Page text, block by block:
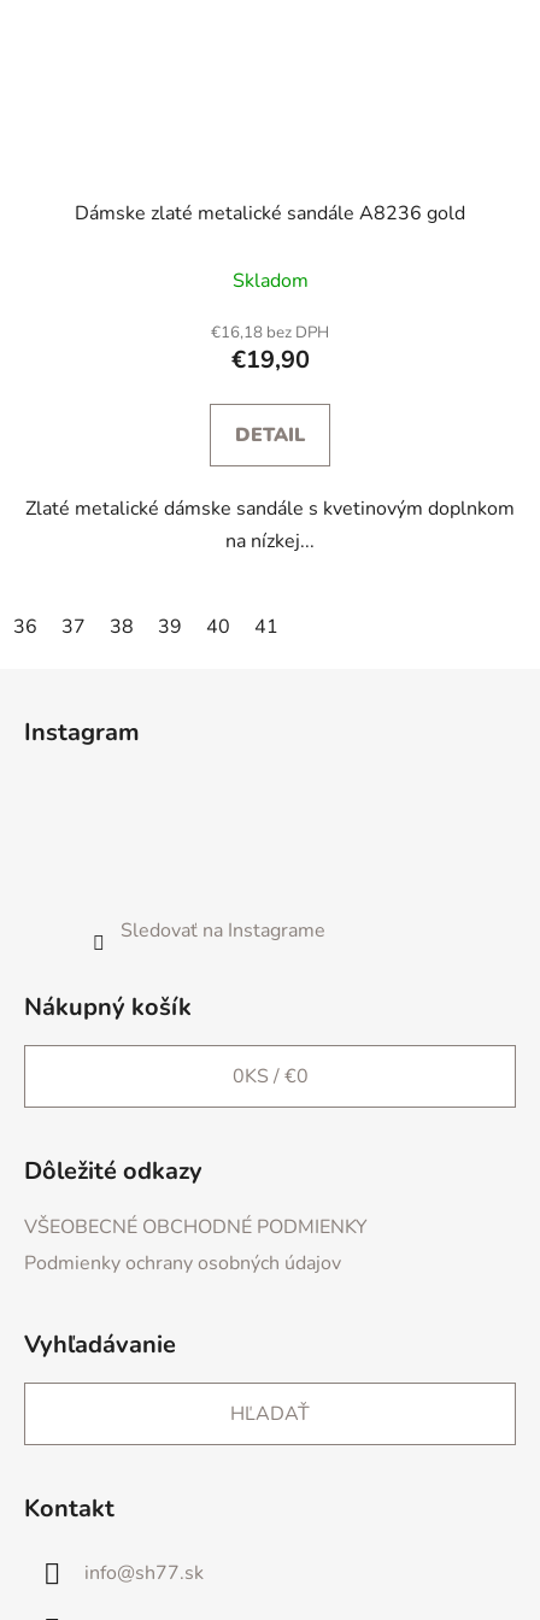
Dámske zlaté metalické sandále A8236 gold
Skladom
€16,18 bez DPH
€19,90
DETAIL
Zlaté metalické dámske sandále s kvetinovým doplnkom
na nízkej...
36 37 38 39 40 41
Instagram
Sledovať na Instagrame
Nákupný košík
0KS /€0
Dôležité odkazy
VŠEOBECNÉ OBCHODNÉ PODMIENKY
Podmienky ochrany osobných údajov
Vyhľadávanie
HĽADAŤ
Kontakt
info@sh77.sk